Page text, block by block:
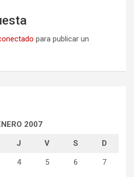
para publicar un
2007
J V S D
4 5 6 7